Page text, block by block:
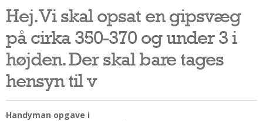
BOLIG KØBERÅDGIVNING
TØMRER/SNEDKER
Reparation Og Vedligehold
Alt Om Køkkenet
Om Materialer
Om Værktøj
Hej. Vi skal opsat en gipsvæg
på cirka 350-370 og under 3 i
højden. Der skal bare tages
hensyn til v
Handyman opgave i